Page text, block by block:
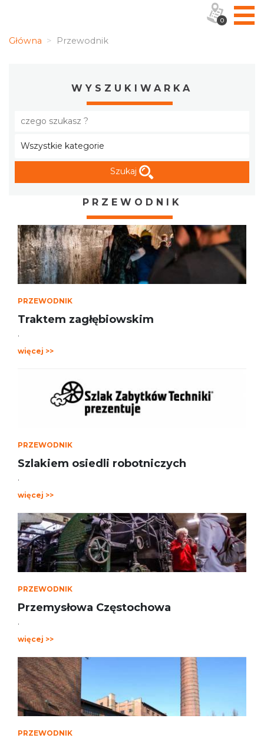
Główna Przewodnik
WYSZUKIWARKA
Szukaj
PRZEWODNIK
PRZEWODNIK
Traktem zagłębiowskim
.
więcej >>
PRZEWODNIK
Szlakiem osiedli robotniczych
.
więcej >>
PRZEWODNIK
Przemysłowa Częstochowa
.
więcej >>
PRZEWODNIK
0